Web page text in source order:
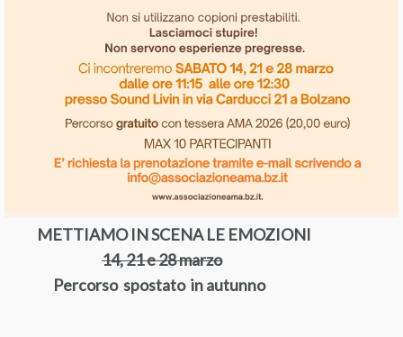
METTIAMO IN SCENA LE EMOZIONI
14, 21 e 28 marzo
Percorso spostato in autunno